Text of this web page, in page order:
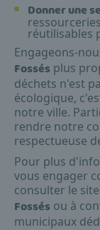
Donner une
réutilisables
Engageons-
Fossés plus
déchets n'est
écologique,
notre ville.
rendre notre
respectueuse
Pour plus
vous engager
consulter le
Fossés ou à
municipaux